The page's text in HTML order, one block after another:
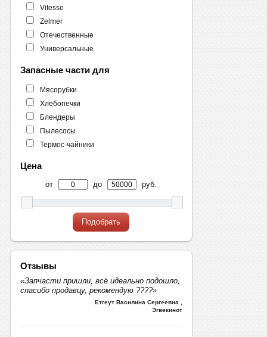
Vitesse
Zelmer
Отечественные
Универсальные
Запасные части для
Мясорубки
Хлебопечки
Блендеры
Пылесосы
Термос-чайники
Цена
от до руб.
Подобрать
Отзывы
«Запчасти пришли, всё идеально подошло,
спасибо продавцу, рекомендую ????»
Етгеут Василина Сергеевна
Эгвекинот